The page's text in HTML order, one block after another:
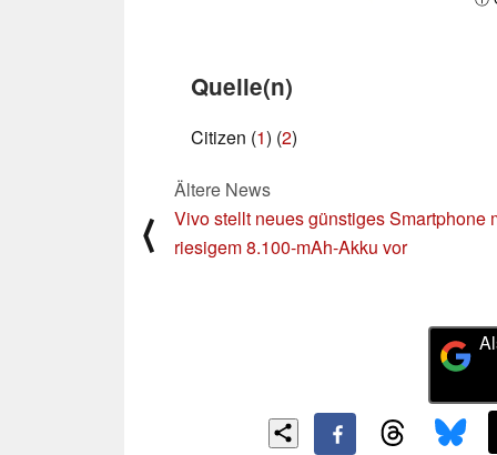
Quelle(n)
Citizen (1) (2)
⟨
Ältere News
Vivo stellt neues günstiges Smartphone
riesigem 8.100-mAh-Akku vor